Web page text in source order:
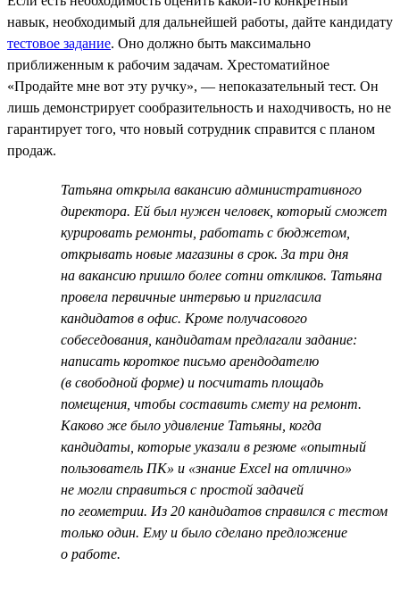
навык, необходимый для дальнейшей работы, дайте кандидату
тестовое задание. Оно должно быть максимально
приближенным к рабочим задачам. Хрестоматийное
«Продайте мне вот эту ручку», — непоказательный тест. Он
лишь демонстрирует сообразительность и находчивость, но не
гарантирует того, что новый сотрудник справится с планом
продаж.
Татьяна открыла вакансию административного
директора. Ей был нужен человек, который сможет
курировать ремонты, работать с бюджетом,
открывать новые магазины в срок. За три дня
на вакансию пришло более сотни откликов. Татьяна
провела первичные интервью и пригласила
кандидатов в офис. Кроме получасового
собеседования, кандидатам предлагали задание:
написать короткое письмо арендодателю
(в свободной форме) и посчитать площадь
помещения, чтобы составить смету на ремонт.
Каково же было удивление Татьяны, когда
кандидаты, которые указали в резюме «опытный
пользователь ПК» и «знание Excel на отлично»
не могли справиться с простой задачей
по геометрии. Из 20 кандидатов справился с тестом
только один. Ему и было сделано предложение
о работе.